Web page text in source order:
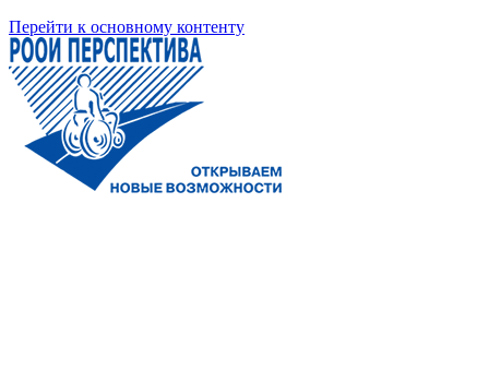
Перейти к основному контенту